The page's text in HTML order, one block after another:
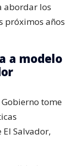
abordar los
próximos años
a modelo
tome
Salvador,